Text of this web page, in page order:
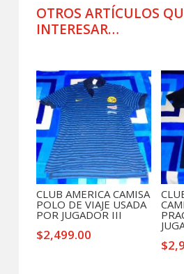
2026
AUTISMO
OTROS ARTÍCULOS
INTERESAR…
CLUB AMERICA CAMISA
POLO DE VIAJE USADA
POR JUGADOR III
$2,499.00
$